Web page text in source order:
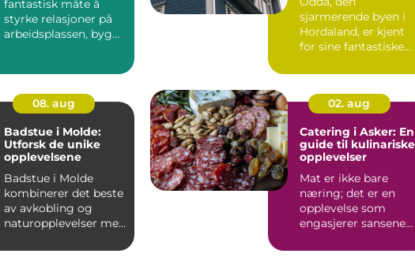
fantastisk måte å
styrke relasjoner på
arbeidsplassen, bygge
sjarmerende byen i
Hordaland, er kjent
for sine fantastiske
nærh...
08. aug
Badstue i Molde:
Utforsk de unike
opplevelsene
Badstue i Molde
kombinerer det beste
av avkobling og
naturopplevelser med
langs...
02. aug
Catering i Asker: En
guide til kulinariske
opplevelser
Mat er ikke bare
næring; det er en
opplevelse som
engasjerer sansene
mennesker samm...